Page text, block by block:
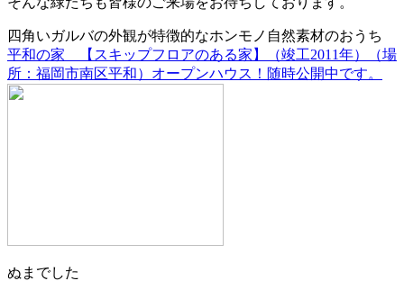
四角いガルバの外観が特徴的なホンモノ自然素材のおうち
平和の家 【スキップフロアのある家】（竣工2011年）（場
所：福岡市南区平和）オープンハウス！随時公開中です。
ぬまでした